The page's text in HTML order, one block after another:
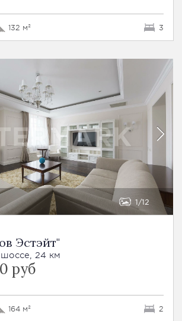
132 м² 3
1 12
Эстэйт"
24 км
руб
164 м² 2